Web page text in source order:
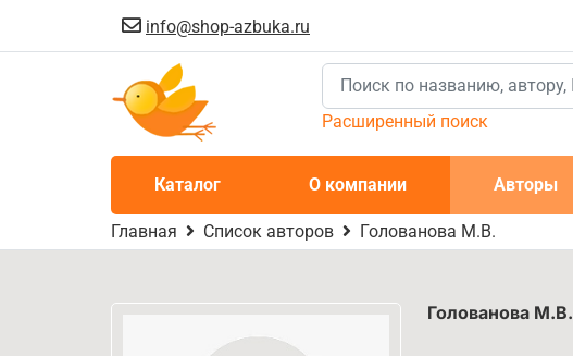
info@shop-azbuka.ru
Расширенный поиск
Каталог О компании Авторы
Главная Список авторов Голованова М.В.
Голованова М.В.